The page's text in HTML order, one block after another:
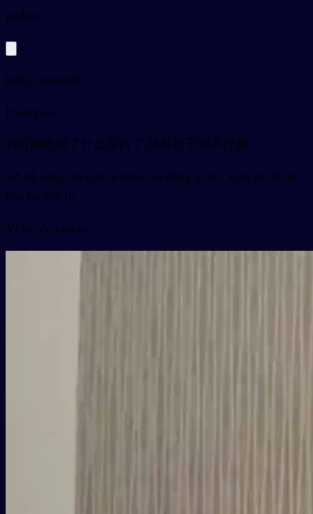
pydùzi
belly, stomach
Exemplos
我可能吃错了什么东西了,现在肚子很不舒服
wǒ kě néng chī cuò le shén me dōng xi le , xiàn zài dǔ zi
hěn bù shū fu
Vídeo do cartão